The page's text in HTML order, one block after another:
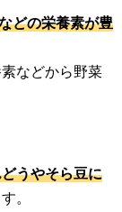
どの栄養素が豊
などから野菜
うやそら豆に
。